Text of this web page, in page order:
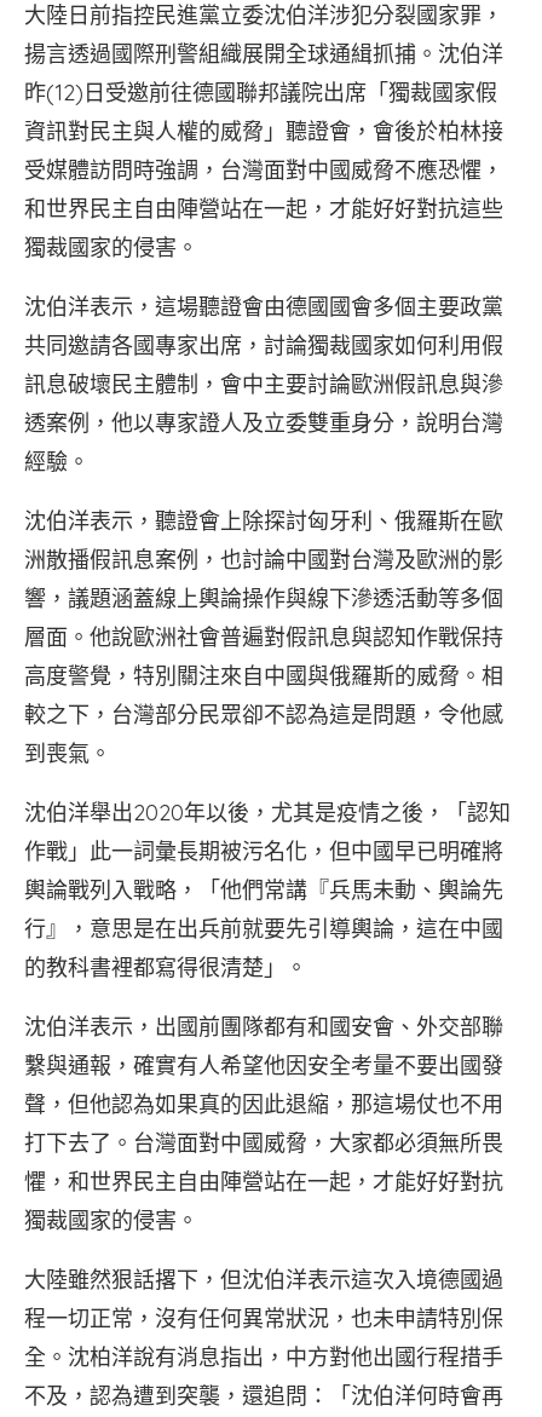
大陸日前指控民進黨立委沈伯洋涉犯分裂國家罪，
揚言透過國際刑警組織展開全球通緝抓捕。沈伯洋
昨(12)日受邀前往德國聯邦議院出席「獨裁國家假
資訊對民主與人權的威脅」聽證會，會後於柏林接
受媒體訪問時強調，台灣面對中國威脅不應恐懼，
和世界民主自由陣營站在一起，才能好好對抗這些
獨裁國家的侵害。
沈伯洋表示，這場聽證會由德國國會多個主要政黨
共同邀請各國專家出席，討論獨裁國家如何利用假
訊息破壞民主體制，會中主要討論歐洲假訊息與滲
透案例，他以專家證人及立委雙重身分，說明台灣
經驗。
沈伯洋表示，聽證會上除探討匈牙利、俄羅斯在歐
洲散播假訊息案例，也討論中國對台灣及歐洲的影
響，議題涵蓋線上輿論操作與線下滲透活動等多個
層面。他說歐洲社會普遍對假訊息與認知作戰保持
高度警覺，特別關注來自中國與俄羅斯的威脅。相
較之下，台灣部分民眾卻不認為這是問題，令他感
到喪氣。
沈伯洋舉出2020年以後，尤其是疫情之後，「認知
作戰」此一詞彙長期被污名化，但中國早已明確將
輿論戰列入戰略，「他們常講『兵馬未動、輿論先
行』，意思是在出兵前就要先引導輿論，這在中國
的教科書裡都寫得很清楚」。
沈伯洋表示，出國前團隊都有和國安會、外交部聯
繫與通報，確實有人希望他因安全考量不要出國發
聲，但他認為如果真的因此退縮，那這場仗也不用
打下去了。台灣面對中國威脅，大家都必須無所畏
懼，和世界民主自由陣營站在一起，才能好好對抗
獨裁國家的侵害。
大陸雖然狠話撂下，但沈伯洋表示這次入境德國過
程一切正常，沒有任何異常狀況，也未申請特別保
全。沈柏洋說有消息指出，中方對他出國行程措手
不及，認為遭到突襲，還追問：「沈伯洋何時會再